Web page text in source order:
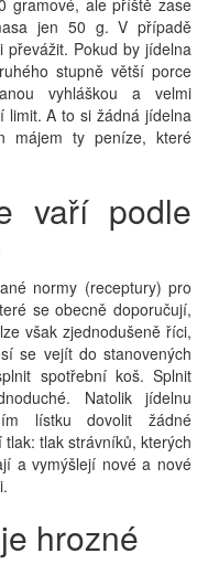
jen 50 g. V případě
převážit. Pokud by jídelna
stupně větší porce
vyhláškou a velmi
limit. A to si žádná jídelna
májem ty peníze, které
vaří podle
normy (receptury) pro
se obecně doporučují,
však zjednodušeně říci,
se vejít do stanovených
spotřební koš. Splnit
Natolik jídelnu
lístku dovolit žádné
tlak strávníků, kterých
a vymýšlejí nové a nové
hrozné